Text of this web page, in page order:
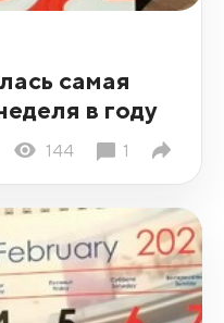
самая
в году
144 1